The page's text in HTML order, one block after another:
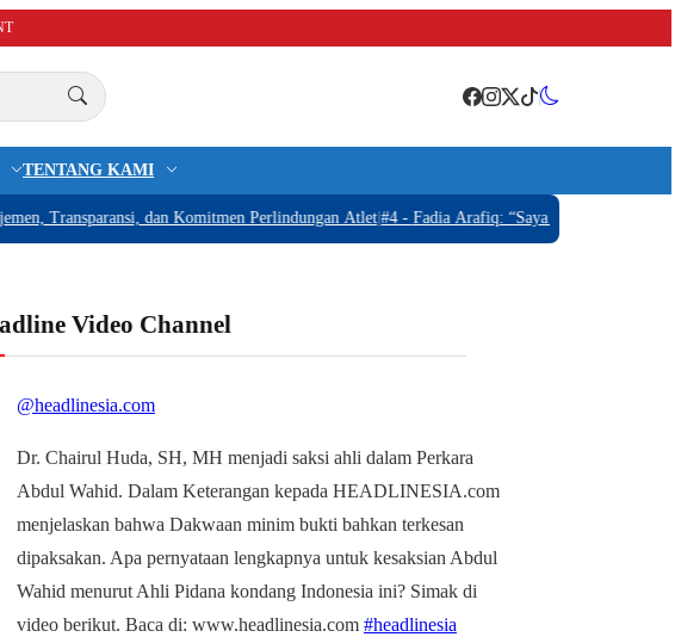
TENTANG KAMI
dan Komitmen Perlindungan Atlet|#4 -Fadia Arafiq: “Saya tidak OTT, Tidak ada
Video Channel
@headlinesia.com
Dr. Chairul Huda, SH, MH menjadi saksi ahli dalam Perkara
Abdul Wahid. Dalam Keterangan kepada HEADLINESIA.com
menjelaskan bahwa Dakwaan minim bukti bahkan terkesan
dipaksakan. Apa pernyataan lengkapnya untuk kesaksian Abdul
Wahid menurut Ahli Pidana kondang Indonesia ini? Simak di
video berikut. Baca di: www.headlinesia.com #headlinesia